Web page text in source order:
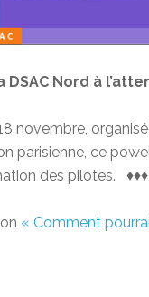
Nord à
novembre,
parisienne, ce
des pilotes. ♦♦♦
« Comment